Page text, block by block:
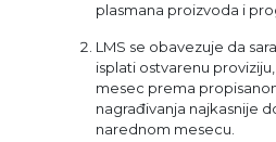
plasmana proizvoda i
LMS se obavezuje da
isplati ostvarenu
mesec prema
nagrađivanja najkasnije
narednom mesecu.